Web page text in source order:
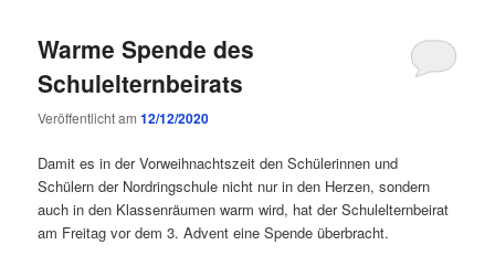
Warme Spende des
Schulelternbeirats
Veröffentlicht am12/12/2020
Damit es in der Vorweihnachtszeit den Schülerinnen und
Schülern der Nordringschule nicht nur in den Herzen, sondern
auch in den Klassenräumen warm wird, hat der Schulelternbeirat
am Freitag vor dem 3. Advent eine Spende überbracht.